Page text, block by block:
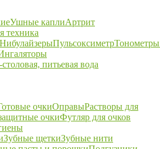
Ушные каплиАртрит
техника
НибулайзерыПульсоксиметрТонометры
питьевая вода
очкиОправыРастворы для
очкиФутляр для очков
Зубные щеткиЗубные нити